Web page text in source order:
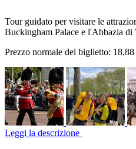
Tour guidato per visitare le
Buckingham Palace e l'Abbazia di
Prezzo normale del biglietto:
Leggi la descrizione